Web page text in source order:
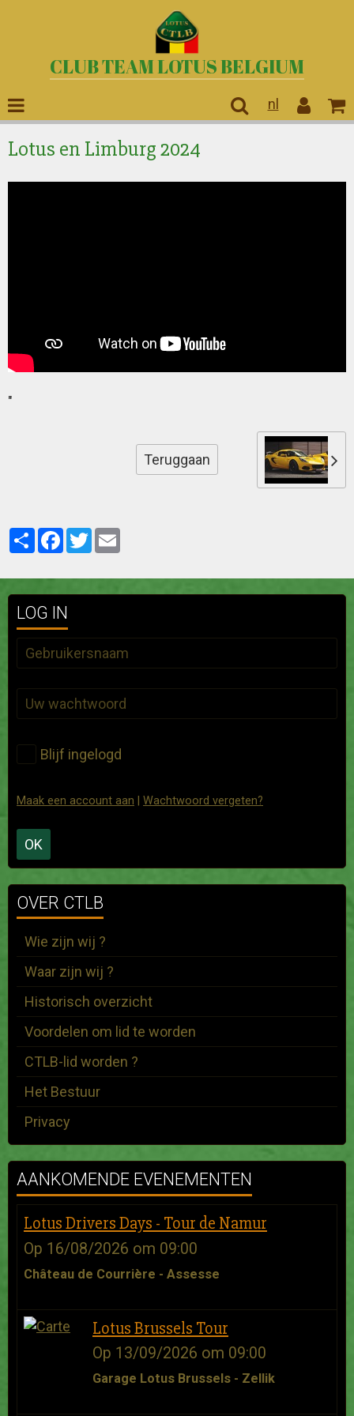
CLUB TEAM LOTUS BELGIUM
nl
Lotus en Limburg 2024
"
Teruggaan
PartagerFacebook
Twitter
LOG IN
Blijf ingelogd
Maak een account aan Wachtwoord vergeten?
OK
OVER CTLB
Wie zijn wij ?
Waar zijn wij ?
Historisch overzicht
Voordelen om lid te worden
CTLB-lid worden ?
Het Bestuur
Privacy
AANKOMENDE EVENEMENTEN
Lotus Drivers Days - Tour de Namur
Op 16/08/2026 om 09:00
Château de Courrière - Assesse
Lotus Brussels Tour
Op 13/09/2026 om 09:00
Garage Lotus Brussels - Zellik